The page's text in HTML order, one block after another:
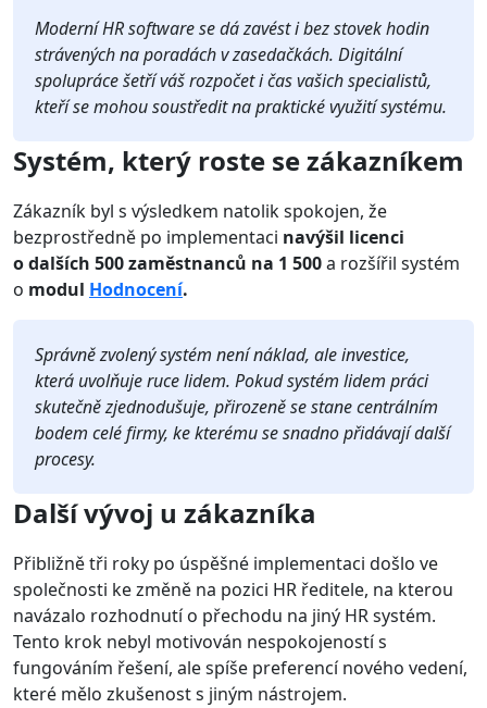
Moderní HR software se dá zavést i bez stovek hodin
strávených na poradách v zasedačkách. Digitální
spolupráce šetří váš rozpočet i čas vašich specialistů,
kteří se mohou soustředit na praktické využití systému.
Systém, který roste se zákazníkem
Zákazník byl s výsledkem natolik spokojen, že
bezprostředně po implementaci navýšil licenci
odalších 500 zaměstnanců na 1 500a rozšířil systém
o modul Hodnocení.
Správně zvolený systém není náklad, ale investice,
která uvolňuje ruce lidem. Pokud systém lidem práci
skutečně zjednodušuje, přirozeně se stane centrálním
bodem celé firmy, ke kterému se snadno přidávají další
procesy.
Další vývoj u zákazníka
Přibližně tři roky po úspěšné implementaci došlo ve
společnosti ke změně na pozici HR ředitele, na kterou
navázalo rozhodnutí o přechodu na jiný HR systém.
Tento krok nebyl motivován nespokojeností s
fungováním řešení, ale spíše preferencí nového vedení,
které mělo zkušenost s jiným nástrojem.